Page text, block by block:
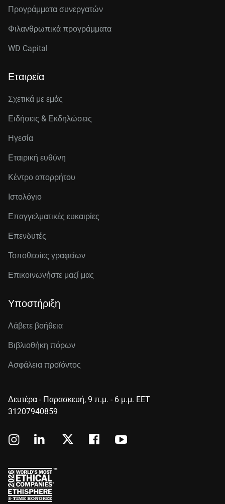
Προγράμματα συνεργατών
Φιλανθρωπικά προγράμματα
WD Capital
Εταιρεία
Σχετικά με εμάς
Ειδήσεις & Εκδηλώσεις
Ηγεσία
Εταιρική ευθύνη
Κέντρο απορρήτου
Ιστολόγιο
Επαγγελματικές ευκαιρίες
Επενδυτές
Τοποθεσίες γραφείων
Επικοινωνήστε μαζί μας
Υποστήριξη
Λάβετε βοήθεια
Βιβλιοθήκη πόρων
Ασφάλεια προϊόντος
Δευτέρα - Παρασκευή, 9 π.μ. - 6 μ.μ. EET
31207940859